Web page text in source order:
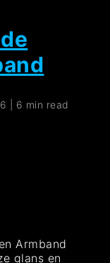
6 min read
Armband
glans en